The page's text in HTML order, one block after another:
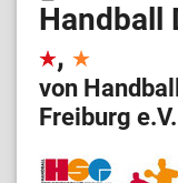
Handball
,
von
Freiburg e.V.